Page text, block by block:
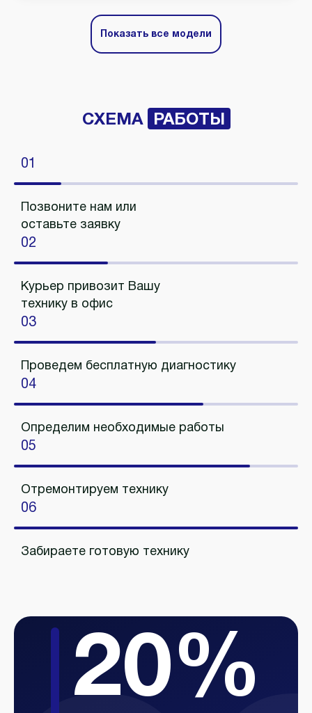
Показать все модели
СХЕМА РАБОТЫ
01
Позвоните нам или
оставьте заявку
02
Курьер привозит Вашу
технику в офис
03
Проведем бесплатную диагностику
04
Определим необходимые работы
05
Отремонтируем технику
06
Забираете готовую технику
20%